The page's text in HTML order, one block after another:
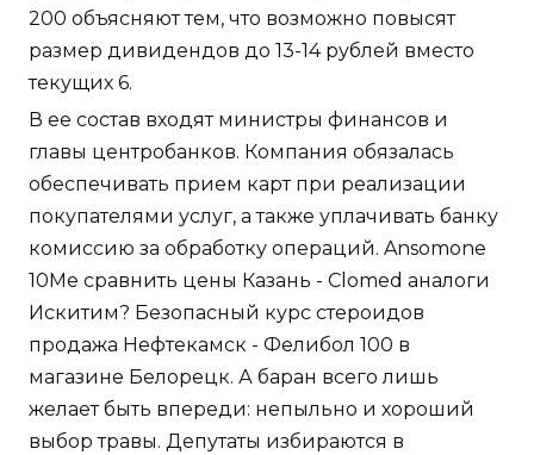
200 объясняют тем, что возможно повысят
размер дивидендов до 13-14 рублей вместо
текущих 6.
В ее состав входят министры финансов и
главы центробанков. Компания обязалась
обеспечивать прием карт при реализации
покупателями услуг, а также уплачивать банку
комиссию за обработку операций. Ansomone
10Me сравнить цены Казань - Clomed аналоги
Искитим? Безопасный курс стероидов
продажа Нефтекамск - Фелибол 100 в
магазине Белорецк. А баран всего лишь
желает быть впереди: непыльно и хороший
выбор травы. Депутаты избираются в